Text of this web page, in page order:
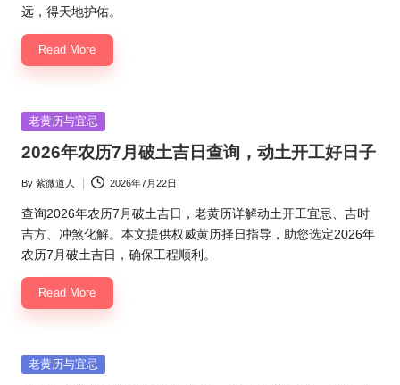
远，得天地护佑。
Read More
Posted
老黄历与宜忌
2026年农历7月破土吉日查询，动土开工好日子
Posted
by
By 紫微道人 2026年7月22日
查询2026年农历7月破土吉日，老黄历详解动土开工宜忌、吉时
吉方、冲煞化解。本文提供权威黄历择日指导，助您选定2026年
农历7月破土吉日，确保工程顺利。
Read More
Posted
老黄历与宜忌